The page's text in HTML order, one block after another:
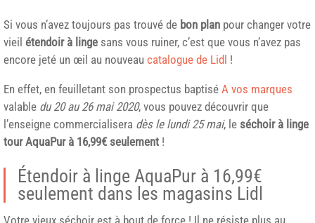
Si vous n’avez toujours pas trouvé de bon plan pour changer votre
vieil étendoir à linge sans vous ruiner, c’est que vous n’avez pas
encore jeté un œil au nouveau catalogue de Lidl !
En effet, en feuilletant son prospectus baptisé A vos marques
valable du 20 au 26 mai 2020, vous pouvez découvrir que
l’enseigne commercialisera dès le lundi 25 mai, le séchoir à linge
tour AquaPur à 16,99€ seulement !
Étendoir à linge AquaPur à 16,99€
seulement dans les magasins Lidl
Votre vieux séchoir est à bout de force ! Il ne résiste plus au